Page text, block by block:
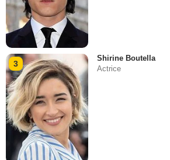
3
Shirine Boutella
Actrice